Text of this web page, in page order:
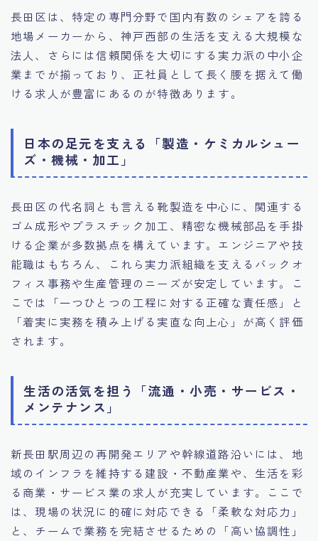
長田区は、特定の専門分野で国内有数のシェアを誇る
地場メーカーから、神戸西部の生活を支える大規模な
法人、さらには信頼関係を大切にする実力派の中小企
業までが揃っており、正社員として長く腰を据えて働
ける求人が豊富にあるのが特徴あります。
日本の足元を支える「製造・ケミカルシュー
ズ・機械・加工」
長田区の代名詞とも言える靴製造を中心に、関連する
ゴム成形やプラスチック加工、精密な機械部品を手掛
ける企業が多数拠点を構えています。エンジニアや技
能職はもちろん、これら実力派組織を支えるバックオ
フィス事務や生産管理のニーズが安定しています。こ
こでは「一つひとつの工程に対する正確な責任感」と
「着実に実務を積み上げる実直な向上心」が高く評価
されます。
生活の活気を担う「流通・小売・サービス・
メンテナンス」
新長田駅周辺の再開発エリアや幹線道路沿いには、地
域のインフラを維持する建設・不動産業や、生活を彩
る商業・サービス業の求人が充実しています。ここで
は、現場の状況に的確に対応できる「柔軟な対応力」
と、チームで業務を完結させるための「高い協調性」